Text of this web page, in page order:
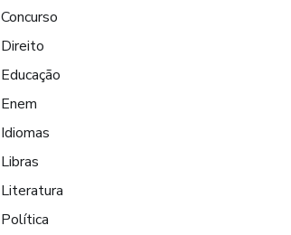
Concurso
Direito
Educação
Enem
Idiomas
Libras
Literatura
Política